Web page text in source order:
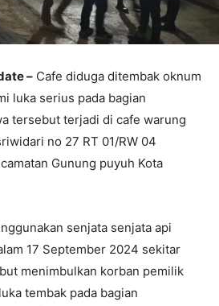
– Cafe diduga ditembak oknum
luka serius pada bagian
tersebut terjadi di cafe warung
no 27 RT 01/RW 04
Gunung puyuh Kota
senjata senjata api
17 September 2024 sekitar
menimbulkan korban pemilik
tembak pada bagian